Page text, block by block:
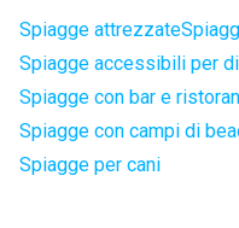
Spiagge attrezzate
Spiagge accessibili per
Spiagge con bar e
Spiagge con campi di
Spiagge per cani